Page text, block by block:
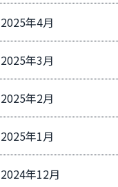
2025年4月
2025年3月
2025年2月
2025年1月
2024年12月